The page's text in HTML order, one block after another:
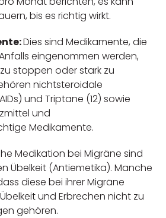
bis es richtig wirkt.
Dies sind Medikamente, die
eingenommen werden,
stoppen oder stark zu
nichtsteroidale
und Triptane (12) sowie
und
Medikamente.
Medikation bei Migräne sind
Übelkeit (Antiemetika). Manche
diese bei ihrer Migräne
und Erbrechen nicht zu
gehören.